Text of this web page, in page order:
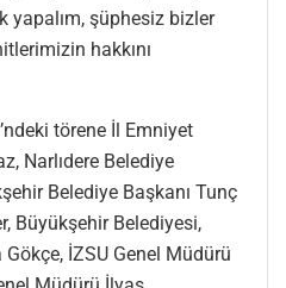
yapalım, şüphesiz bizler
hakkını
törene İl Emniyet
Narlıdere Belediye
Belediye Başkanı Tunç
Büyükşehir Belediyesi,
İZSU Genel Müdürü